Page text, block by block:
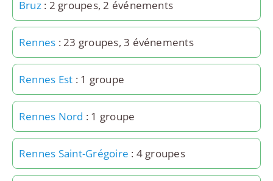
Bruz: 2 groupes, 2 événements
Rennes : 23 groupes, 3 événements
Rennes Est : 1 groupe
Rennes Nord : 1 groupe
Rennes Saint-Grégoire : 4 groupes